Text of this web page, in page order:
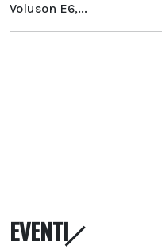
Voluson E6,...
EVENTI